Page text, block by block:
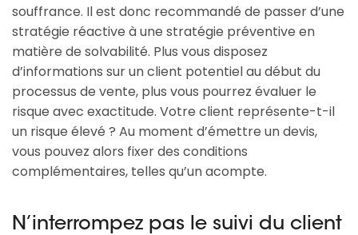
souffrance. Il est donc recommandé de passer d’une
stratégie réactive à une stratégie préventive en
matière de solvabilité. Plus vous disposez
d’informations sur un client potentiel au début du
processus de vente, plus vous pourrez évaluer le
risque avec exactitude. Votre client représente-t-il
un risque élevé ? Au moment d’émettre un devis,
vous pouvez alors fixer des conditions
complémentaires, telles qu’un acompte.
N’interrompez pas le suivi du client